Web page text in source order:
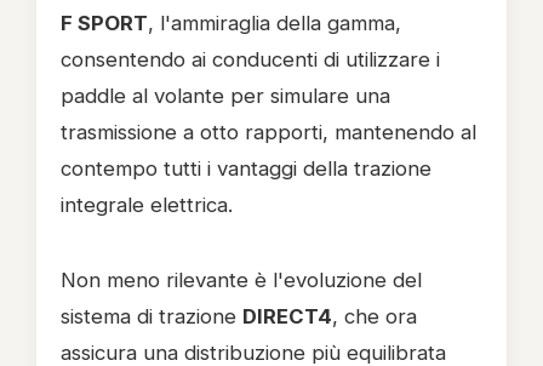
F SPORT, l'ammiraglia della gamma,
consentendo ai conducenti di utilizzare i
paddle al volante per simulare una
trasmissione a otto rapporti, mantenendo al
contempo tutti i vantaggi della trazione
integrale elettrica.
Non meno rilevante è l'evoluzione del
sistema di trazione DIRECT4, che ora
assicura una distribuzione più equilibrata